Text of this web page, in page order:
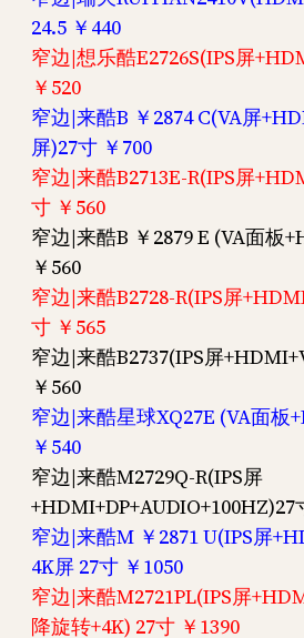
24.5 ￥440
窄边|想乐酷E2726S(IPS屏
￥520
窄边|来酷B ￥2874 C(VA屏
屏)27寸 ￥700
窄边|来酷B2713E-R(IPS屏
寸 ￥560
窄边|来酷B ￥2879 E (VA面板
￥560
窄边|来酷B2728-R(IPS屏
寸 ￥565
窄边|来酷B2737(IPS屏
￥560
窄边|来酷星球XQ27E (VA面板
￥540
窄边|来酷M2729Q-R(IPS屏
+HDMI+DP+AUDIO+100HZ)27
窄边|来酷M ￥2871 U(IPS屏
4K屏 27寸 ￥1050
窄边|来酷M2721PL(IPS屏
降旋转+4K) 27寸 ￥1390